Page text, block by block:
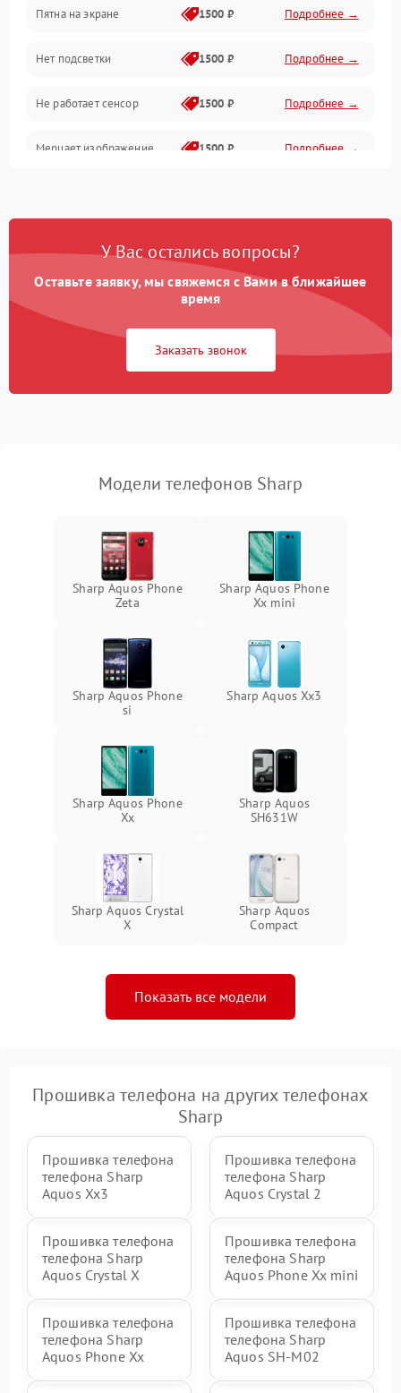
Проблемы с питанием, зарядкой и аккумулятором
Проблемы с работой системы, корпусом и другие
Пятна на экране 1500 ₽ Подробнее →
Нет подсветки 1500 ₽ Подробнее →
Не работает сенсор 1500 ₽ Подробнее →
Мерцает изображение 1500 ₽ Подробнее →
У Вас остались вопросы?
Оставьте заявку, мы свяжемся с Вами в ближайшее
время
Заказать звонок
Модели телефонов Sharp
Sharp Aquos Phone
Zeta
Sharp Aquos Phone
Xx mini
Sharp Aquos Phone
si
Sharp Aquos Xx3
Sharp Aquos Phone
Xx
Sharp Aquos
SH631W
Sharp Aquos Crystal
X
Sharp Aquos
Compact
Показать все модели
Прошивка телефона на других телефонах
Sharp
Прошивка телефона
телефона Sharp
Aquos Xx3
Прошивка телефона
телефона Sharp
Aquos Crystal 2
Прошивка телефона
телефона Sharp
Aquos Crystal X
Прошивка телефона
телефона Sharp
Aquos Phone Xx mini
Прошивка телефона
телефона Sharp
Aquos Phone Xx
Прошивка телефона
телефона Sharp
Aquos SH-M02